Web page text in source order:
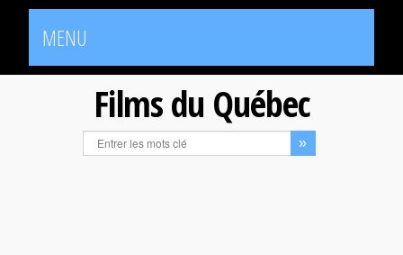
MENU
Films du Québec